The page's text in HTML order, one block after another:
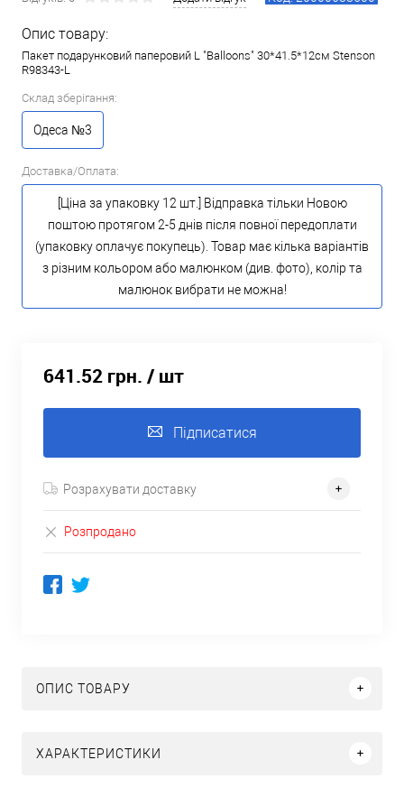
Опис товару:
Пакет подарунковий паперовий L "Balloons" 30*41.5*12см Stenson
R98343-L
Склад зберігання:
Одеса №3
Доставка/Оплата:
[Ціна за упаковку 12 шт.] Відправка тільки Новою
поштою протягом 2-5 днів після повної передоплати
(упаковку оплачує покупець). Товар має кілька варіантів
з різним кольором або малюнком (див. фото), колір та
малюнок вибрати не можна!
641.52 грн. / шт
Підписатися
Розрахувати доставку
Розпродано
ОПИС ТОВАРУ
ХАРАКТЕРИСТИКИ